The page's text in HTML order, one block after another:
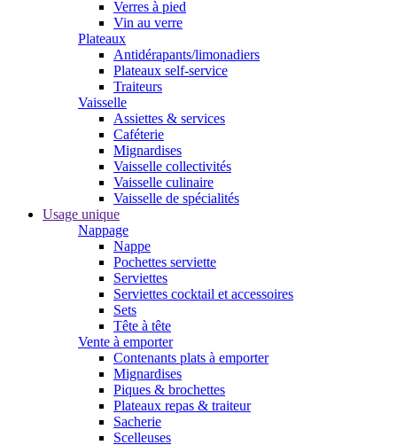
Verres à pied
Vin au verre
Plateaux
Antidérapants/limonadiers
Plateaux self-service
Traiteurs
Vaisselle
Assiettes & services
Caféterie
Mignardises
Vaisselle collectivités
Vaisselle culinaire
Vaisselle de spécialités
Usage unique
Nappage
Nappe
Pochettes serviette
Serviettes
Serviettes cocktail et accessoires
Sets
Tête à tête
Vente à emporter
Contenants plats à emporter
Mignardises
Piques & brochettes
Plateaux repas & traiteur
Sacherie
Scelleuses